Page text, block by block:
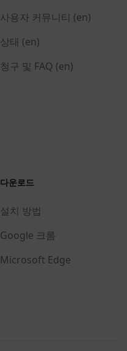
사용자 커뮤니티 (en)
상태 (en)
청구 및 FAQ (en)
다운로드
설치 방법
Google 크롬
Microsoft Edge